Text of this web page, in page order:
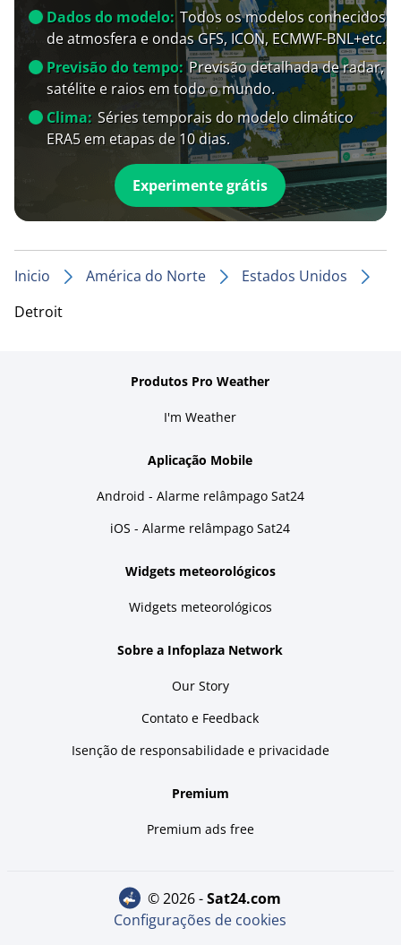
Dados do modelo: Todos os modelos conhecidos
de atmosfera e ondas GFS, ICON, ECMWF-BNL+etc.
Previsão do tempo: Previsão detalhada de radar,
satélite e raios em todo o mundo.
Clima: Séries temporais do modelo climático
ERA5 em etapas de 10 dias.
Experimente grátis
Inicio América do Norte
Estados Unidos
Detroit
Produtos Pro Weather
I'm Weather
Aplicação Mobile
Android - Alarme relâmpago Sat24
iOS - Alarme relâmpago Sat24
Widgets meteorológicos
Widgets meteorológicos
Sobre a Infoplaza Network
Our Story
Contato e Feedback
Isenção de responsabilidade e privacidade
Premium
Premium ads free
© 2026 - sat24.com
Configurações de cookies